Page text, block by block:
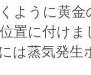
ように黄
置に付けま
は蒸気発